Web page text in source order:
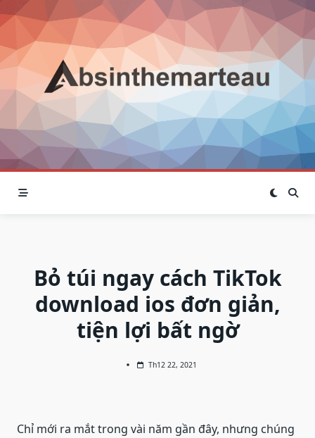
Skip
to
content
Bỏ túi ngay cách TikTok
download ios đơn giản,
tiện lợi bất ngờ
Th12 22, 2021
Chỉ mới ra mắt trong vài năm gần đây, nhưng chúng